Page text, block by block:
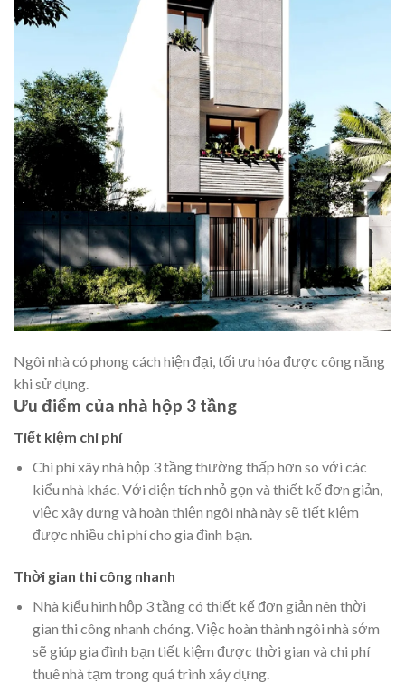
Ngôi nhà có phong cách hiện đại, tối ưu hóa được công năng
khi sử dụng.
Ưu điểm của nhà hộp 3 tầng
Tiết kiệm chi phí
Chi phí xây nhà hộp 3 tầng thường thấp hơn so với các
kiểu nhà khác. Với diện tích nhỏ gọn và thiết kế đơn giản,
việc xây dựng và hoàn thiện ngôi nhà này sẽ tiết kiệm
được nhiều chi phí cho gia đình bạn.
Thời gian thi công nhanh
Nhà kiểu hình hộp 3 tầng có thiết kế đơn giản nên thời
gian thi công nhanh chóng. Việc hoàn thành ngôi nhà sớm
sẽ giúp gia đình bạn tiết kiệm được thời gian và chi phí
thuê nhà tạm trong quá trình xây dựng.